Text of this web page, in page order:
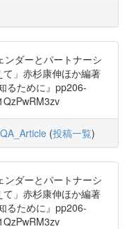
ンダーとパートナーシ
」赤杉康伸ほか編著
るために』pp206-
(投稿一覧)
ンダーとパートナーシ
」赤杉康伸ほか編著
るために』pp206-